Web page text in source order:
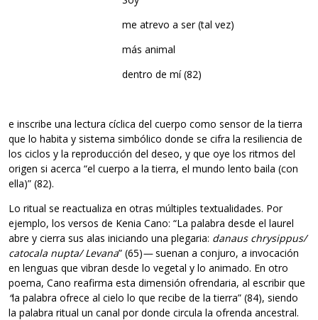
me atrevo a ser (tal vez)
más animal
dentro de mí (82)
e inscribe una lectura cíclica del cuerpo como sensor de la tierra
que lo habita y sistema simbólico donde se cifra la resiliencia de
los ciclos y la reproducción del deseo, y que oye los ritmos del
origen si acerca “el cuerpo a la tierra, el mundo lento baila (con
ella)” (82).
Lo ritual se reactualiza en otras múltiples textualidades. Por
ejemplo, los versos de Kenia Cano: “La palabra desde el laurel
abre y cierra sus alas iniciando una plegaria: danaus chrysippus/
catocala nupta/ Levana” (65)—suenan a conjuro, a invocación
en lenguas que vibran desde lo vegetal y lo animado. En otro
poema, Cano reafirma esta dimensión ofrendaria, al escribir que
“la palabra ofrece al cielo lo que recibe de la tierra” (84), siendo
la palabra ritual un canal por donde circula la ofrenda ancestral.